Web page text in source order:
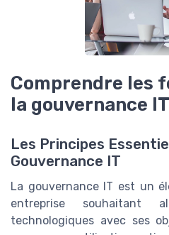
Comprendre les
la gouvernance IT
Les Principes
Gouvernance IT
La gouvernance IT est un
entreprise souhaitant
technologiques avec ses